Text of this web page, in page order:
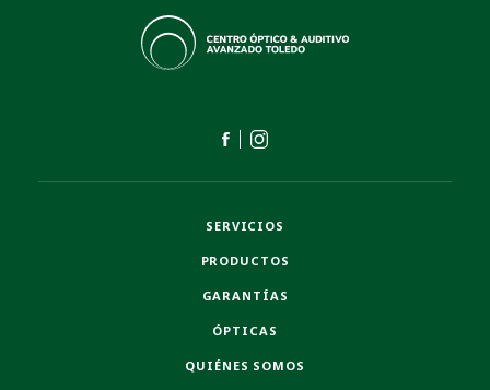
SERVICIOS
PRODUCTOS
GARANTÍAS
ÓPTICAS
QUIÉNES SOMOS